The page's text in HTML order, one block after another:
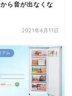
ら音が出なくな
2021年4月11日
テム